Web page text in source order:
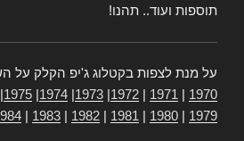
תוספות ועוד.. תהנו!
על מנת לצפות בקטלוג ג'יפ הקלק על
1970
1971
1972
1973
1974
1975
1979
1980
1981
1982
1983